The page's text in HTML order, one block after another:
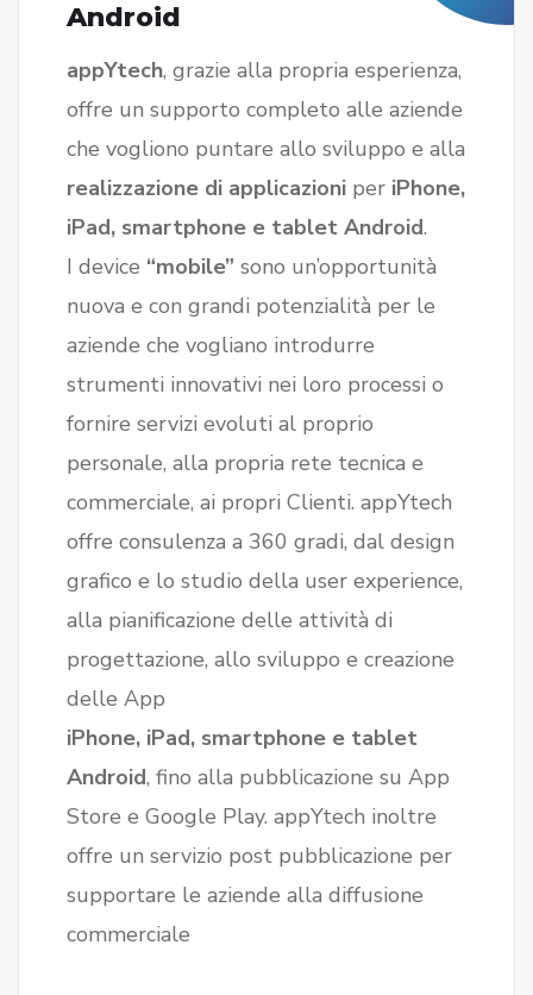
Android
appYtech, grazie alla propria esperienza,
offre un supporto completo alle aziende
che vogliono puntare allo sviluppo e alla
realizzazione di applicazioni per iPhone,
iPad, smartphone e tablet Android.
I device “mobile” sono un’opportunità
nuova e con grandi potenzialità per le
aziende che vogliano introdurre
strumenti innovativi nei loro processi o
fornire servizi evoluti al proprio
personale, alla propria rete tecnica e
commerciale, ai propri Clienti. appYtech
offre consulenza a 360 gradi, dal design
grafico e lo studio della user experience,
alla pianificazione delle attività di
progettazione, allo sviluppo e creazione
delle App
iPhone, iPad, smartphone e tablet
Android, fino alla pubblicazione su App
Store e Google Play. appYtech inoltre
offre un servizio post pubblicazione per
supportare le aziende alla diffusione
commerciale